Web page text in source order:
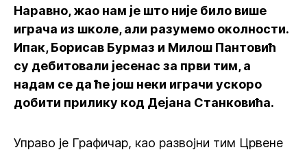
Наравно, жао нам је што није било више
играча из школе, али разумемо околности.
Ипак, Борисав Бурмаз и Милош Пантовић
су дебитовали јесенас за први тим, а
надам се да ће још неки играчи ускоро
добити прилику код Дејана Станковића.
Управо је Графичар, као развојни тим Црвене